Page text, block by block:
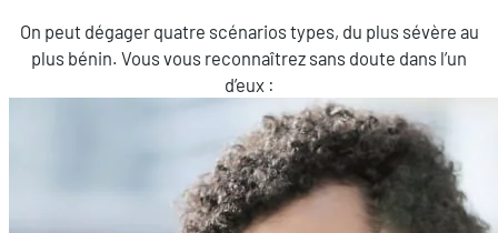
On peut dégager quatre scénarios types, du plus sévère au
plus bénin. Vous vous reconnaîtrez sans doute dans l’un
d’eux :